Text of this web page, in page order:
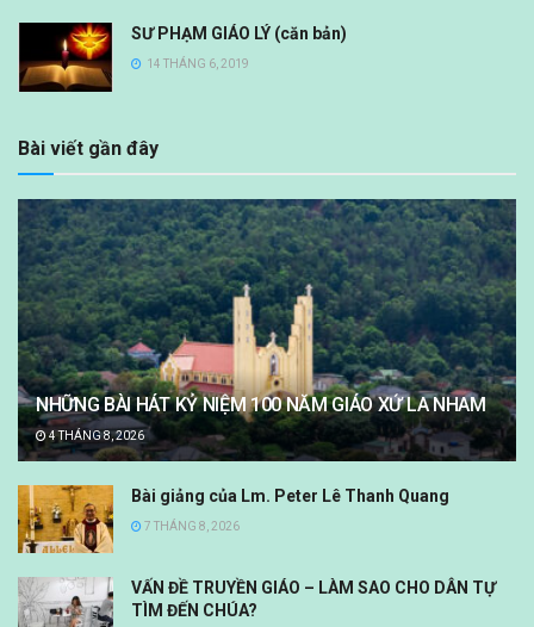
SƯ PHẠM GIÁO LÝ (căn bản)
14 THÁNG 6, 2019
Bài viết gần đây
NHỮNG BÀI HÁT KỶ NIỆM 100 NĂM GIÁO XỨ LA NHAM
4 THÁNG 8, 2026
Bài giảng của Lm. Peter Lê Thanh Quang
7 THÁNG 8, 2026
VẤN ĐỀ TRUYỀN GIÁO – LÀM SAO CHO DÂN TỰ
TÌM ĐẾN CHÚA?